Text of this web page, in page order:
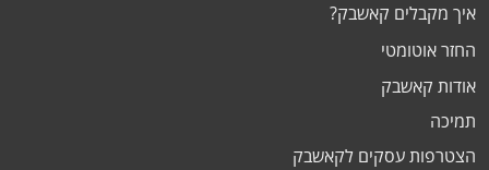
איך מקבלים קאשבק?
החזר אוטומטי
אודות קאשבק
תמיכה
הצטרפות עסקים לקאשבק